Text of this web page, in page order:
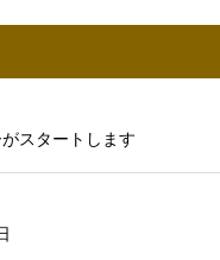
スタートします